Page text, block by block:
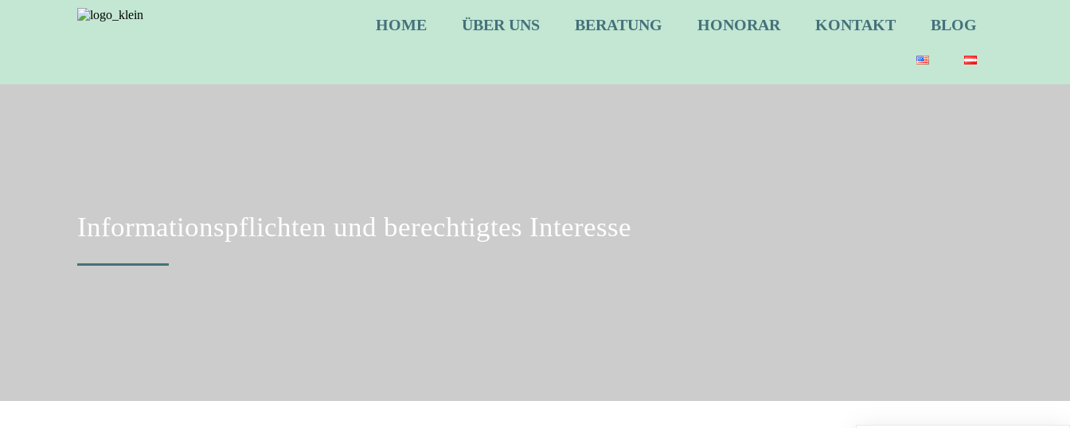
HOME ÜBER UNS BERATUNG HONORAR KONTAKT BLOG
Informationspflichten und berechtigtes Interesse